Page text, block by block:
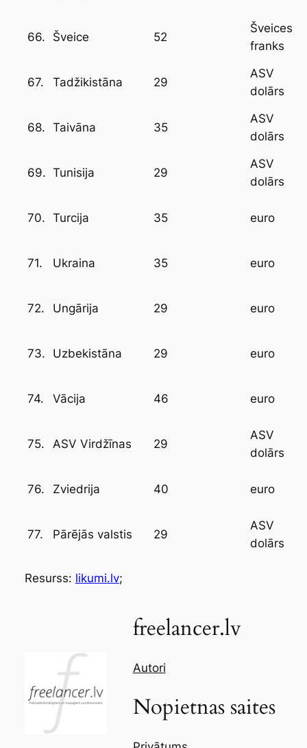
66. Šveice 52
Šveices
franks
67. Tadžikistāna 29
ASV
dolārs
68. Taivāna 35
ASV
dolārs
69. Tunisija 29
ASV
dolārs
70. Turcija 35 euro
71. Ukraina 35 euro
72. Ungārija 29 euro
73. Uzbekistāna 29 euro
74. Vācija 46 euro
75. ASV Virdžīnas 29
ASV
dolārs
76. Zviedrija 40 euro
77. Pārējās valstis 29
ASV
dolārs
Resurss: likumi.lv;
freelancer.lv
Autori
Nopietnas saites